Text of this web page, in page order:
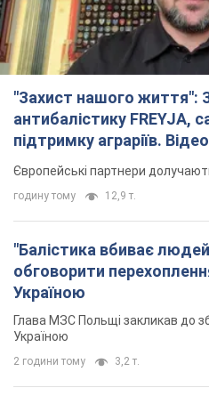
"Захист нашого життя":
антибалістику FREYJA,
підтримку аграріїв. Відео
Європейські партнери
годину тому 12,9 т.
"Балістика вбиває
обговорити
Україною
Глава МЗС Польщі закликав до
Україною
2 години тому 3,2 т.